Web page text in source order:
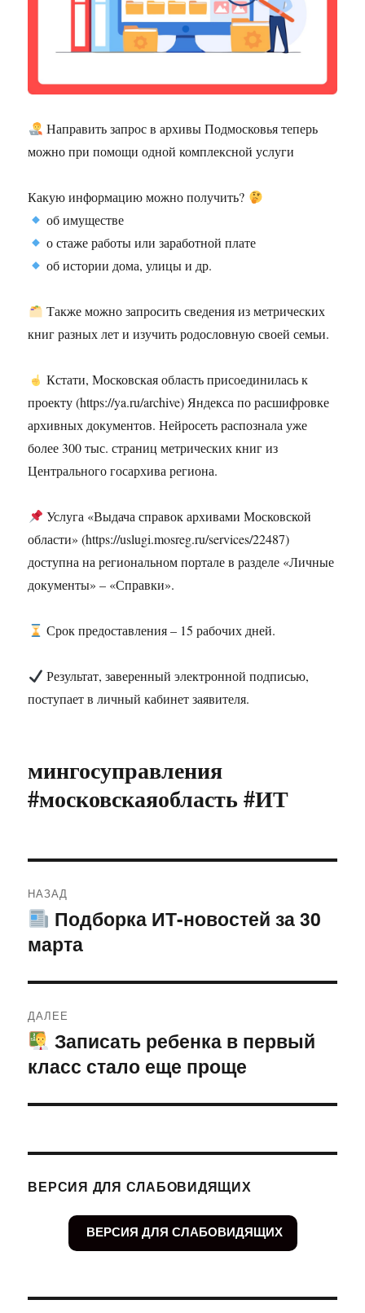
Направить запрос в архивы Подмосковья теперь
можно при помощи одной комплексной услуги
Какую информацию можно получить?
об имуществе
о стаже работы или заработной плате
об истории дома, улицы и др.
Также можно запросить сведения из метрических
книг разных лет и изучить родословную своей семьи.
Кстати, Московская область присоединилась к
проекту (https://ya.ru/archive) Яндекса по расшифровке
архивных документов. Нейросеть распознала уже
более 300 тыс. страниц метрических книг из
Центрального госархива региона.
Услуга «Выдача справок архивами Московской
области» (https://uslugi.mosreg.ru/services/22487)
доступна на региональном портале в разделе «Личные
документы» – «Справки».
Срок предоставления – 15 рабочих дней.
Результат, заверенный электронной подписью,
поступает в личный кабинет заявителя.
мингосуправления
#московскаяобласть #ИТ
по
записям
НАЗАД
Предыдущая
запись:
Подборка ИТ-новостей за 30
марта
ДАЛЕЕ
Следующая
запись:
Записать ребенка в первый
класс стало еще проще
ВЕРСИЯ ДЛЯ СЛАБОВИДЯЩИХ
ВЕРСИЯ ДЛЯ СЛАБОВИДЯЩИХ